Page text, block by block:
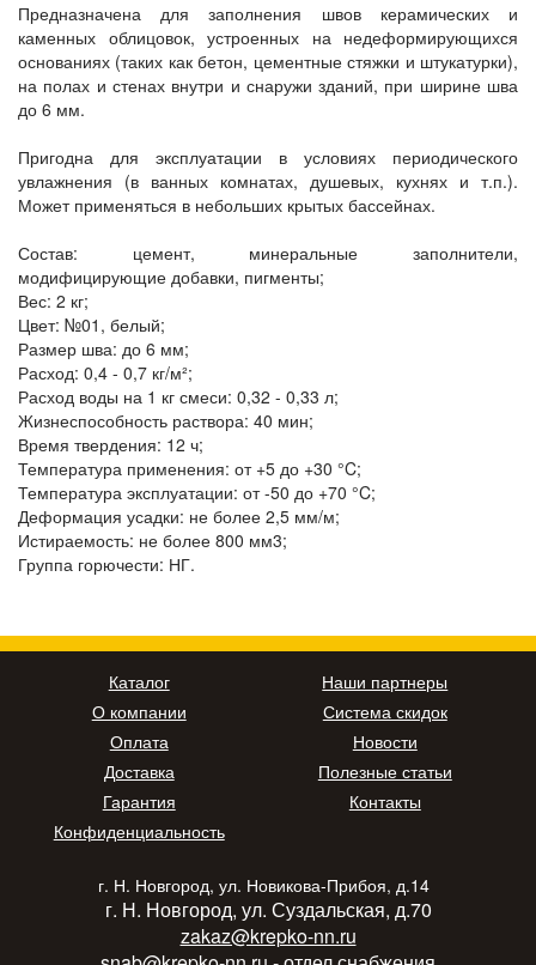
Предназначена для заполнения швов керамических и
каменных облицовок, устроенных на недеформирующихся
основаниях (таких как бетон, цементные стяжки и штукатурки),
на полах и стенах внутри и снаружи зданий, при ширине шва
до 6 мм.
Пригодна для эксплуатации в условиях периодического
увлажнения (в ванных комнатах, душевых, кухнях и т.п.).
Может применяться в небольших крытых бассейнах.
Состав: цемент, минеральные заполнители,
модифицирующие добавки, пигменты;
Вес: 2 кг;
Цвет: №01, белый;
Размер шва: до 6 мм;
Расход: 0,4 - 0,7 кг/м²;
Расход воды на 1 кг смеси: 0,32 - 0,33 л;
Жизнеспособность раствора: 40 мин;
Время твердения: 12 ч;
Температура применения: от +5 до +30 °C;
Температура эксплуатации: от -50 до +70 °C;
Деформация усадки: не более 2,5 мм/м;
Истираемость: не более 800 мм3;
Группа горючести: НГ.
Каталог
О компании
Оплата
Доставка
Гарантия
Конфиденциальность
Наши партнеры
Система скидок
Новости
Полезные статьи
Контакты
г. Н. Новгород, ул. Новикова-Прибоя, д.14
г. Н. Новгород, ул. Суздальская, д.70
zakaz@krepko-nn.ru